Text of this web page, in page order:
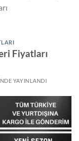
Fiyatları
YAYINLANDI